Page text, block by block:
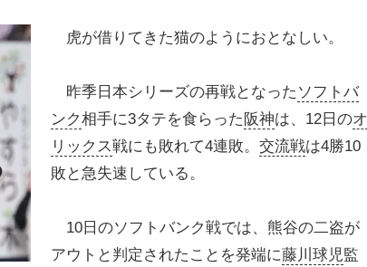
虎が借りてきた猫のようにおとなしい。
昨季日本シリーズの再戦となった ソフトバ
ンク相手に3タテを食らった 阪神は、12日のオ
リックス戦にも敗れて4連敗。 交流戦は4勝10
敗と急失速している。
10日のソフトバンク戦では、熊谷の二盗が
アウトと判定されたことを発端に藤川球児監